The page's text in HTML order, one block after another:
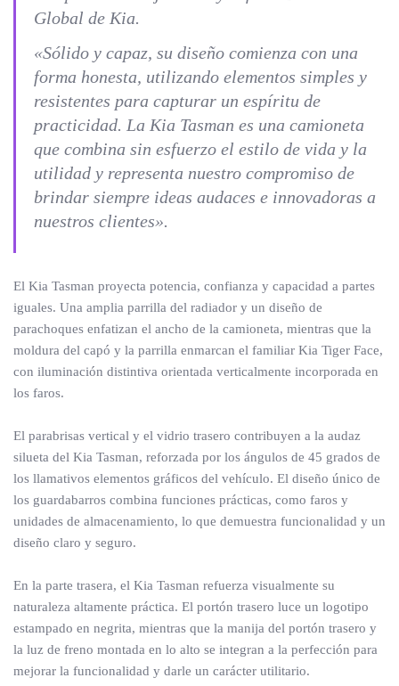
Global de Kia.
«Sólido y capaz, su diseño comienza con una
forma honesta, utilizando elementos simples y
resistentes para capturar un espíritu de
practicidad. La Kia Tasman es una camioneta
que combina sin esfuerzo el estilo de vida y la
utilidad y representa nuestro compromiso de
brindar siempre ideas audaces e innovadoras a
nuestros clientes».
El Kia Tasman proyecta potencia, confianza y capacidad a partes
iguales. Una amplia parrilla del radiador y un diseño de
parachoques enfatizan el ancho de la camioneta, mientras que la
moldura del capó y la parrilla enmarcan el familiar Kia Tiger Face,
con iluminación distintiva orientada verticalmente incorporada en
los faros.
El parabrisas vertical y el vidrio trasero contribuyen a la audaz
silueta del Kia Tasman, reforzada por los ángulos de 45 grados de
los llamativos elementos gráficos del vehículo. El diseño único de
los guardabarros combina funciones prácticas, como faros y
unidades de almacenamiento, lo que demuestra funcionalidad y un
diseño claro y seguro.
En la parte trasera, el Kia Tasman refuerza visualmente su
naturaleza altamente práctica. El portón trasero luce un logotipo
estampado en negrita, mientras que la manija del portón trasero y
la luz de freno montada en lo alto se integran a la perfección para
mejorar la funcionalidad y darle un carácter utilitario.